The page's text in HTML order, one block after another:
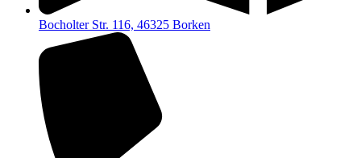
Bocholter Str. 116, 46325 Borken